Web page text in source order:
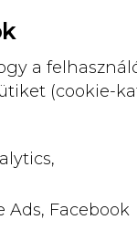
a
(cookie-
Facebook